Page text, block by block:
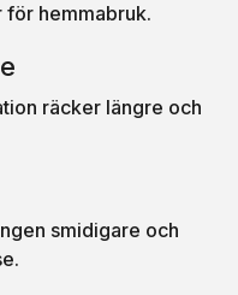
hemmabruk.
räcker längre och
smidigare och